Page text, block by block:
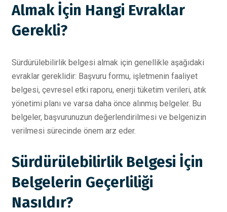
Almak İçin Hangi Evraklar
Gerekli?
Sürdürülebilirlik belgesi almak için genellikle aşağıdaki
evraklar gereklidir: Başvuru formu, işletmenin faaliyet
belgesi, çevresel etki raporu, enerji tüketim verileri, atık
yönetimi planı ve varsa daha önce alınmış belgeler. Bu
belgeler, başvurunuzun değerlendirilmesi ve belgenizin
verilmesi sürecinde önem arz eder.
Sürdürülebilirlik Belgesi İçin
Belgelerin Geçerliliği
Nasıldır?